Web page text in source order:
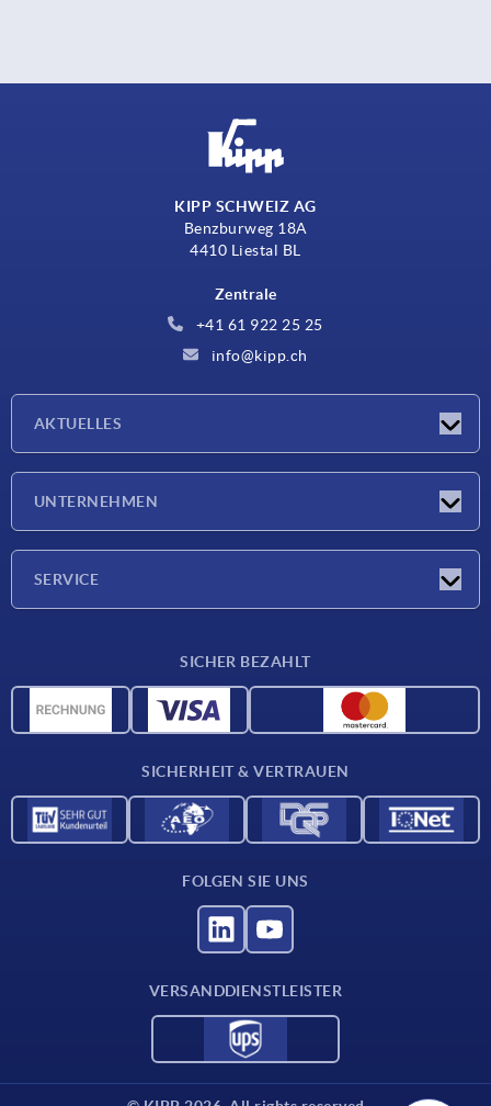
KIPP SCHWEIZ AG
Benzburweg 18A
4410 Liestal BL
Zentrale
+41 61 922 25 25
info@kipp.ch
AKTUELLES
UNTERNEHMEN
SERVICE
CAD-Daten
SICHER BEZAHLT
SICHERHEIT & VERTRAUEN
FOLGEN SIE UNS
VERSANDDIENSTLEISTER